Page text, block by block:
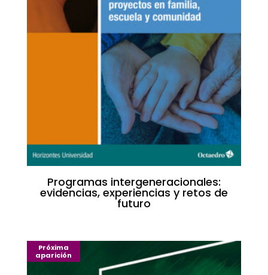
Programas intergeneracionales:
evidencias, experiencias y retos de
futuro
Próxima
aparición